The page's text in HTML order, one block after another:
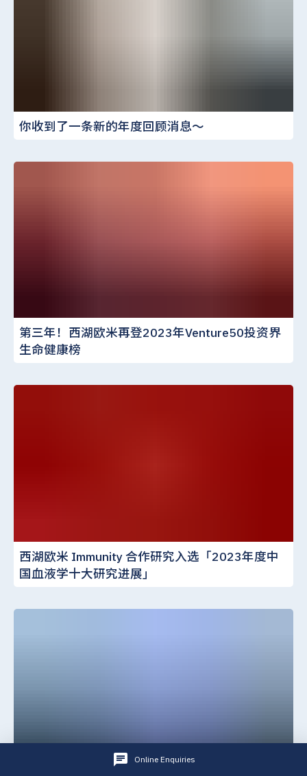
你收到了一条新的年度回顾消息～
第三年！西湖欧米再登2023年Venture50投资界
生命健康榜
西湖欧米 Immunity 合作研究入选「2023年度中
国血液学十大研究进展」
Online Enquiries